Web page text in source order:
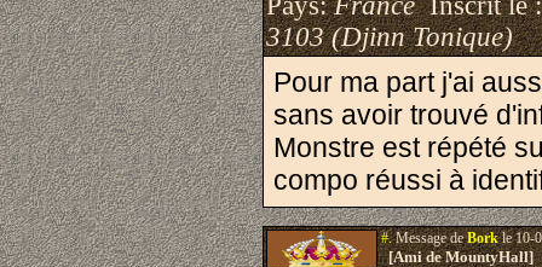
3103 (Djinn Tonique)
Pour ma part j'ai
sans avoir trouvé
Monstre est répété
compo réussi à
#.Message deBorkle 10-
[Ami de MountyHall]